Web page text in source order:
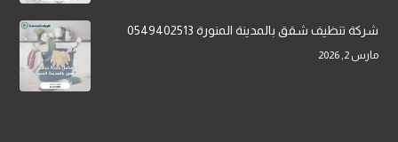
شركة تنظيف شقق بالمدينة المنورة 0549402513
مارس 2, 2026